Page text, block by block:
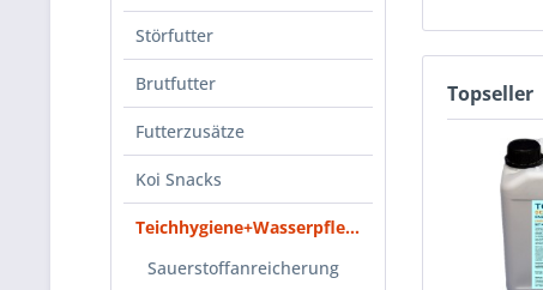
Störfutter
Brutfutter
Futterzusätze
Koi Snacks
Teichhygiene+Wasserpflege
Sauerstoffanreicherung
Topseller